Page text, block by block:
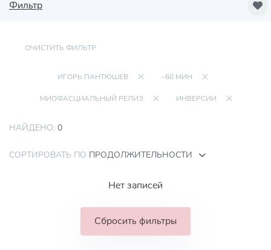
Фильтр
ОЧИСТИТЬ ФИЛЬТР
ИГОРЬ ПАНТЮШЕВ ~60 МИН
МИОФАСЦИАЛЬНЫЙ РЕЛИЗ ИНВЕРСИИ
НАЙДЕНО: 0
СОРТИРОВАТЬ ПО ПРОДОЛЖИТЕЛЬНОСТИ
Нет записей
Сбросить фильтры